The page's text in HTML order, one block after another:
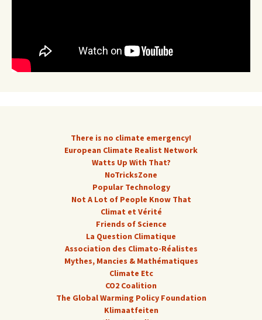
There is no climate emergency!
European Climate Realist Network
Watts Up With That?
NoTricksZone
Popular Technology
Not A Lot of People Know That
Climat et Vérité
Friends of Science
La Question Climatique
Association des Climato-Réalistes
Mythes, Mancies & Mathématiques
Climate Etc
CO2 Coalition
The Global Warming Policy Foundation
Klimaatfeiten